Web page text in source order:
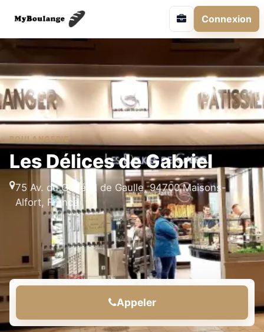
Connexion
BOULANGERIE
Les Délices de Gabriel
75 Av. du Général de Gaulle, 94700 Maisons-
Alfort, France
Appeler